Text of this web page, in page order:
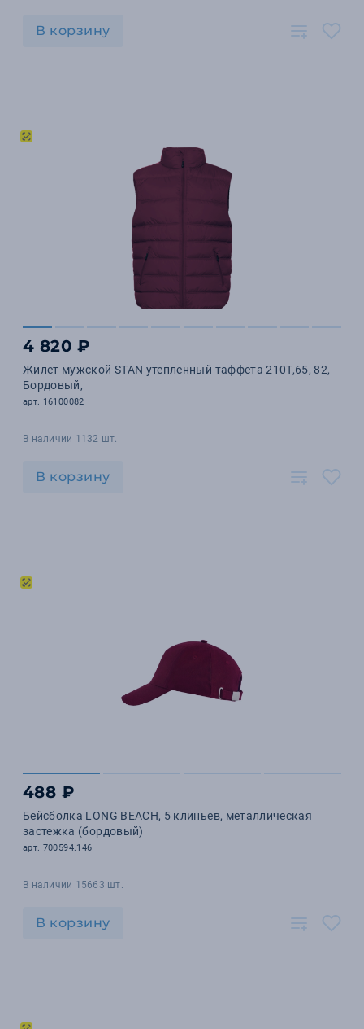
В корзину
4 820 ₽
Жилет мужской STAN утепленный таффета 210T,65, 82,
Бордовый,
арт. 16100082
В наличии 1132 шт.
В корзину
488 ₽
Бейсболка LONG BEACH, 5 клиньев, металлическая
застежка (бордовый)
арт. 700594.146
В наличии 15663 шт.
В корзину